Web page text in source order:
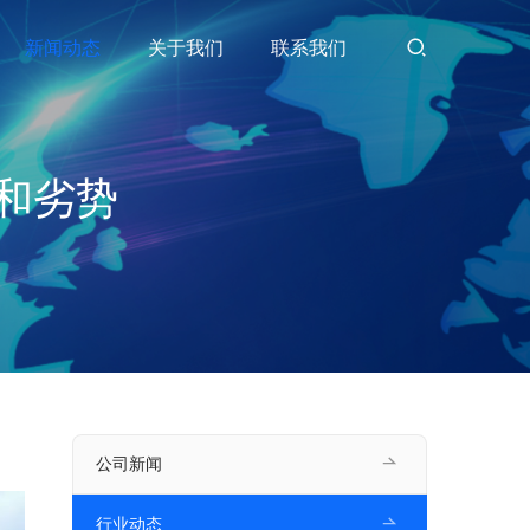
新闻动态 关于我们 联系我们
劣势
公司新闻
行业动态